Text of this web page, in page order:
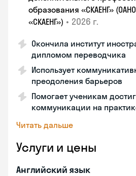
образования «СКАЕНГ»
«СКАЕНГ») • 2026 г.
Окончила институт
дипломом переводчика
Использует
преодоления барьеров
Помогает ученикам
коммуникации на
Читать дальше
Услуги и цены
Английский язык